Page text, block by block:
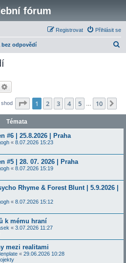
fórum
Přihlásit se
Registrovat
bez odpovědí
shod Stránka z 10
1 2 3 4 5 10
Témata
#6 | 25.8.2026 | Praha
« 8.07.2026 15:23
#5 | 28. 07. 2026 | Praha
« 8.07.2026 15:19
Rhyme & Forest Blunt | 5.9.2026 |
« 8.07.2026 15:12
k mému hraní
« 3.07.2026 11:27
mezi realitami
« 29.06.2026 10:28